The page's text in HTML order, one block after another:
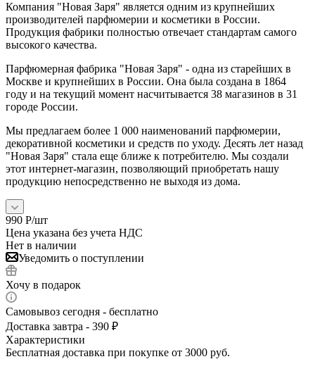
Компания "Новая Заря" является одним из крупнейших
производителей парфюмерии и косметики в России.
Продукция фабрики полностью отвечает стандартам самого
высокого качества.
Парфюмерная фабрика "Новая Заря" - одна из старейших в
Москве и крупнейших в России. Она была создана в 1864
году и на текущий момент насчитывается 38 магазинов в 31
городе России.
Мы предлагаем более 1 000 наименований парфюмерии,
декоративной косметики и средств по уходу. Десять лет назад
"Новая Заря" стала еще ближе к потребителю. Мы создали
этот интернет-магазин, позволяющий приобретать нашу
продукцию непосредственно не выходя из дома.
990 Р/шт
Цена указана без учета НДС
Нет в наличии
Уведомить о поступлении
Хочу в подарок
Самовывоз сегодня - бесплатно
Доставка завтра - 390 ₽
Характеристики
Бесплатная доставка при покупке от 3000 руб.